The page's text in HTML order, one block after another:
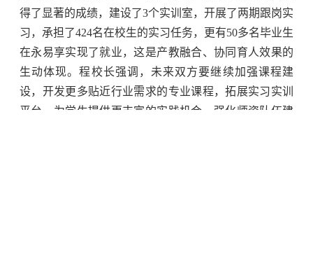
得了显著的成绩，建设了3个实训室，开展了两期跟岗实
习，承担了424名在校生的实习任务，更有50多名毕业生
在永易享实现了就业，这是产教融合、协同育人效果的
生动体现。程校长强调，未来双方要继续加强课程建
设，开发更多贴近行业需求的专业课程，拓展实习实训
平台，为学生提供更丰富的实践机会，强化师资队伍建